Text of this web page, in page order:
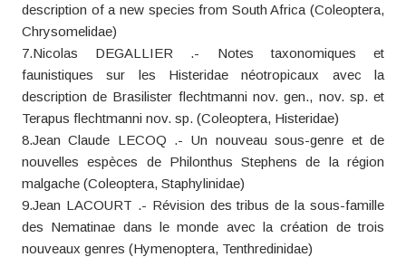
description of a new species from South Africa (Coleoptera,
Chrysomelidae)
7.Nicolas DEGALLIER .- Notes taxonomiques et
faunistiques sur les Histeridae néotropicaux avec la
description de Brasilister flechtmanni nov. gen., nov. sp. et
Terapus flechtmanni nov. sp. (Coleoptera, Histeridae)
8.Jean Claude LECOQ .- Un nouveau sous-genre et de
nouvelles espèces de Philonthus Stephens de la région
malgache (Coleoptera, Staphylinidae)
9.Jean LACOURT .- Révision des tribus de la sous-famille
des Nematinae dans le monde avec la création de trois
nouveaux genres (Hymenoptera, Tenthredinidae)